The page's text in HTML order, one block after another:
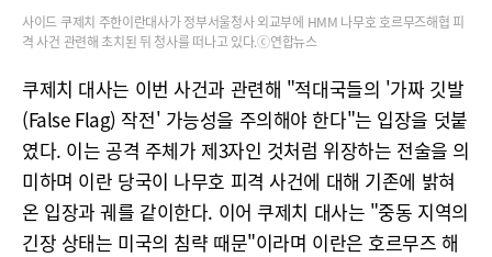
사이드 쿠제치 주한이란대사가 정부서울청사 외교부에 HMM 나무호 호르무즈해협 피
격 사건 관련해 초치된 뒤 청사를 떠나고 있다.ⓒ연합뉴스
쿠제치 대사는 이번 사건과 관련해 "적대국들의 '가짜 깃발
(False Flag) 작전' 가능성을 주의해야 한다"는 입장을 덧붙
였다. 이는 공격 주체가 제3자인 것처럼 위장하는 전술을 의
미하며 이란 당국이 나무호 피격 사건에 대해 기존에 밝혀
온 입장과 궤를 같이한다. 이어 쿠제치 대사는 "중동 지역의
긴장 상태는 미국의 침략 때문"이라며 이란은 호르무즈 해